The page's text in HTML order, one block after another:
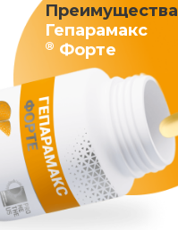
Преимущества
Гепарамакс
® Форте